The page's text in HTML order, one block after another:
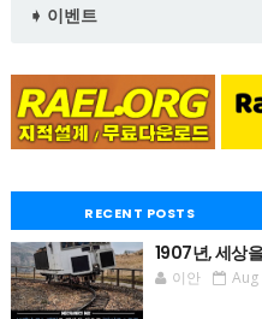
➧ 이벤트
RECENT POSTS
1907년, 세상
이안 Aug